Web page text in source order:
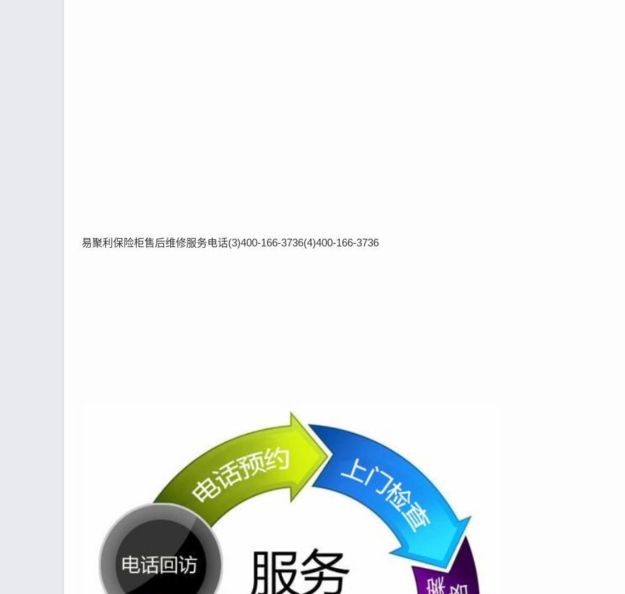
易聚利保险柜售后维修服务电话(3)400-166-3736(4)400-166-3736